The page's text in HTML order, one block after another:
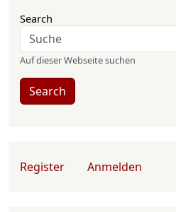
Search
Auf dieser Webseite suchen
Search
User account menu
Register Anmelden